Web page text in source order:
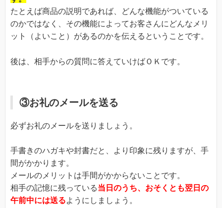
たとえば商品の説明であれば、どんな機能がついている
のかではなく、その機能によってお客さんにどんなメリ
ット（よいこと）があるのかを伝えるということです。
後は、相手からの質問に答えていけばＯＫです。
③お礼のメールを送る
必ずお礼のメールを送りましょう。
手書きのハガキや封書だと、より印象に残りますが、手
間がかかります。
メールのメリットは手間がかからないことです。
相手の記憶に残っている当日のうち、おそくとも翌日の
午前中には送るようにしましょう。